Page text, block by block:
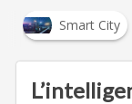
Smart City